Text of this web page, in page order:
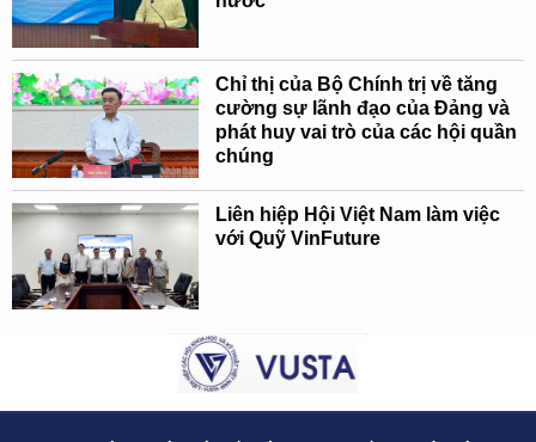
Chỉ thị của Bộ Chính trị về tăng
cường sự lãnh đạo của Đảng và
phát huy vai trò của các hội quần
chúng
Liên hiệp Hội Việt Nam làm việc
với Quỹ VinFuture